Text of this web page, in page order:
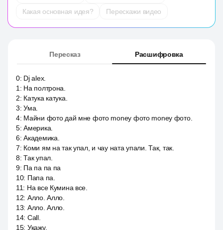
Какая основная идея?
Перескажи видео
Пересказ Расшифровка
0: Dj alex.
1 : На полтрона.
2: Катука катука.
3:Ума.
4: Майни фото дай мне фото money фото money фото.
5:Америка.
6:Академика.
7: Коми ям на так упал, и чау ната упали. Так, так.
8:Так упал.
9: Па па па па
10: Папа па.
11: На все Кумина все.
12: Алло. Алло.
13: Алло. Алло.
14: Call.
15: Укажу.